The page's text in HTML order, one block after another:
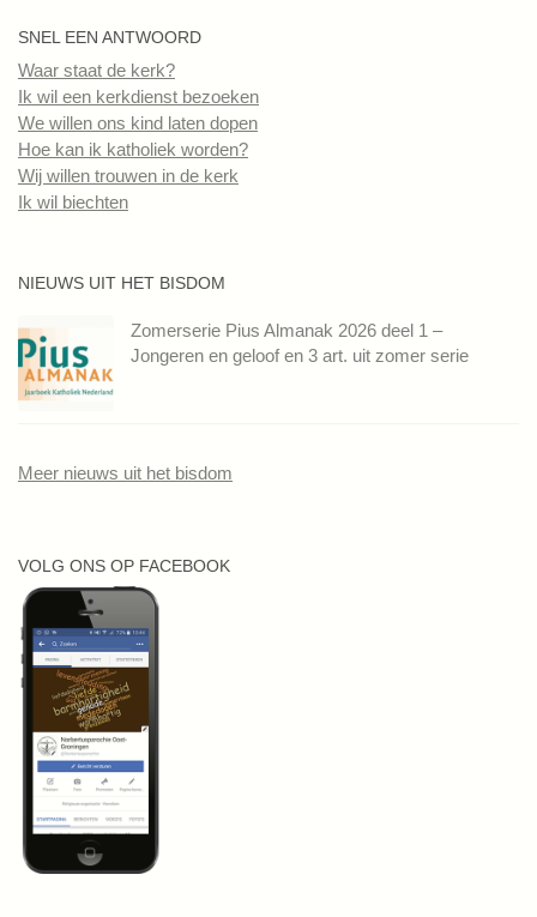
SNEL EEN ANTWOORD
Waar staat de kerk?
Ik wil een kerkdienst bezoeken
We willen ons kind laten dopen
Hoe kan ik katholiek worden?
Wij willen trouwen in de kerk
Ik wil biechten
NIEUWS UIT HET BISDOM
Zomerserie Pius Almanak 2026 deel 1 –
Jongeren en geloof en 3 art. uit zomer serie
Meer nieuws uit het bisdom
VOLG ONS OP FACEBOOK